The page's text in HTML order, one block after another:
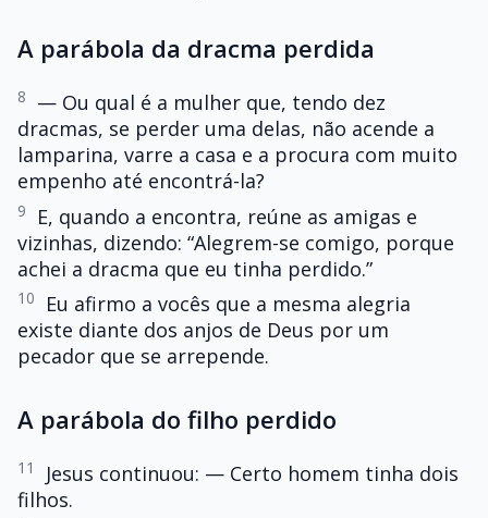
A parábola da dracma perdida
8
— Ou qual é a mulher que, tendo dez
dracmas, se perder uma delas, não acende a
lamparina, varre a casa e a procura com muito
empenho até encontrá-la?
9
E, quando a encontra, reúne as amigas e
vizinhas, dizendo: “Alegrem-se comigo, porque
achei a dracma que eu tinha perdido.”
10
Eu afirmo a vocês que a mesma alegria
existe diante dos anjos de Deus por um
pecador que se arrepende.
A parábola do filho perdido
11
Jesus continuou: — Certo homem tinha dois
filhos.